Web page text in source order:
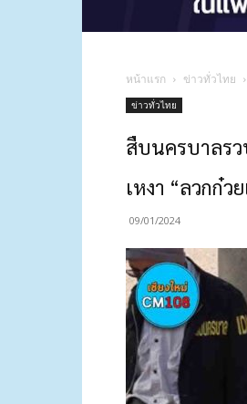
หน้าแรก ข่าวทั่วไทย
ข่าวทั่วไทย
สืบนครบาลร
เหงา “ลวกก๋ว
09/01/2024